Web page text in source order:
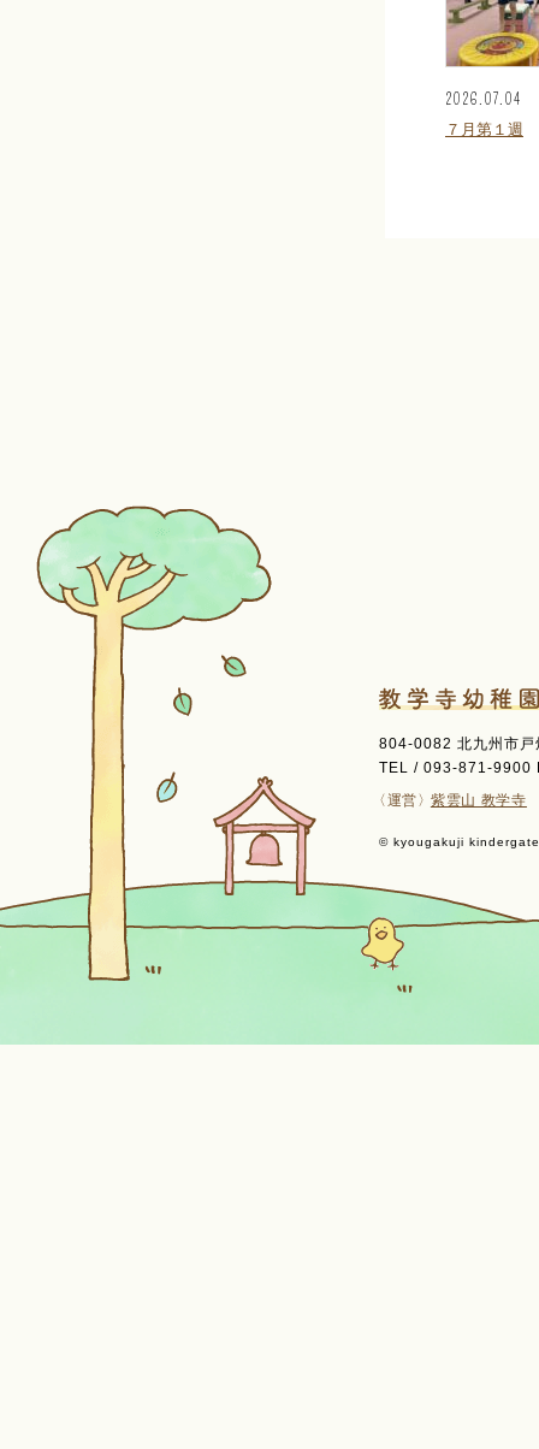
2026.07.04
７月第１週
804-0082 北九州市
TEL / 093-871-9900
〈運営〉紫雲山 教学寺
© kyougakuji